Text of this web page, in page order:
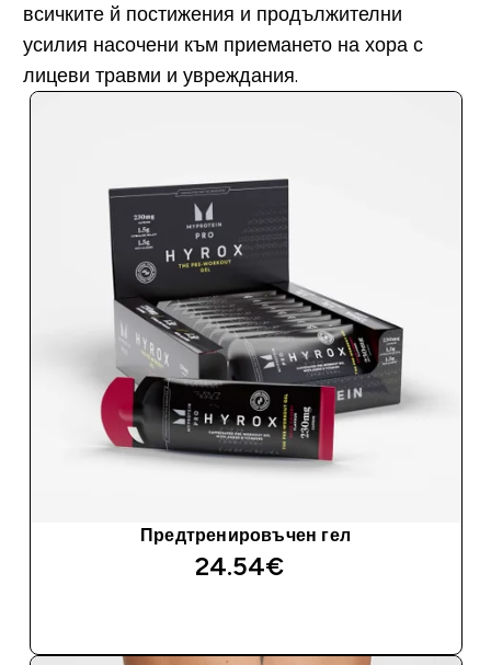
всичките й постижения и продължителни
усилия насочени към приемането на хора с
лицеви травми и увреждания.
Предтренировъчен гел
24.54€‎